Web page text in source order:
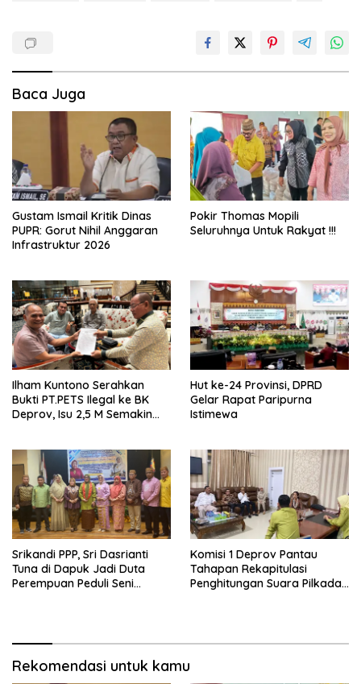
Baca Juga
Gustam Ismail Kritik Dinas
PUPR: Gorut Nihil Anggaran
Infrastruktur 2026
Pokir Thomas Mopili
Seluruhnya Untuk Rakyat !!!
Ilham Kuntono Serahkan
Bukti PT.PETS Ilegal ke BK
Deprov, Isu 2,5 M Semakin
Hut ke-24 Provinsi, DPRD
Gelar Rapat Paripurna
Istimewa
Srikandi PPP, Sri Dasrianti
Tuna di Dapuk Jadi Duta
Perempuan Peduli Seni
Komisi 1 Deprov Pantau
Tahapan Rekapitulasi
Penghitungan Suara Pilkada
Rekomendasi untuk kamu